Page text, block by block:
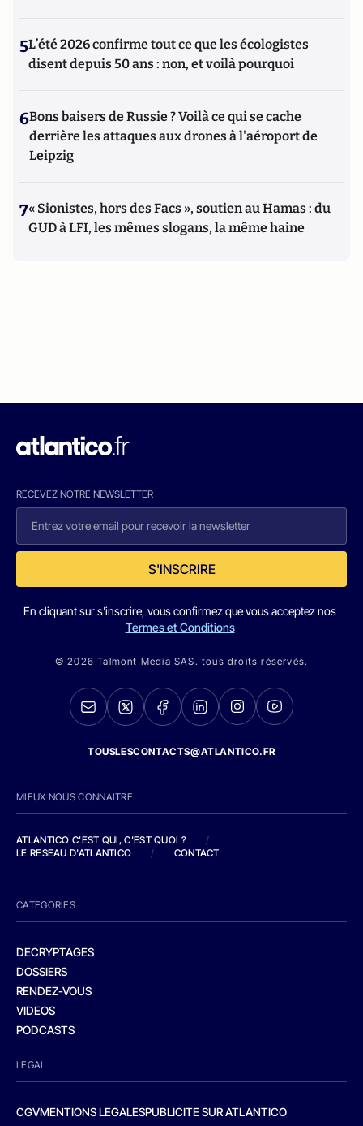
5L’été 2026 confirme tout ce que les écologistes
disent depuis 50 ans : non, et voilà pourquoi
6Bons baisers de Russie ? Voilà ce qui se cache
derrière les attaques aux drones à l'aéroport de
Leipzig
7« Sionistes, hors des Facs », soutien au Hamas : du
GUD à LFI, les mêmes slogans, la même haine
RECEVEZ NOTRE NEWSLETTER
S'INSCRIRE
En cliquant sur s'inscrire, vous confirmez que vous acceptez nos
Termes et Conditions
© 2026 Talmont Media SAS. tous droits réservés.
TOUSLESCONTACTS@ATLANTICO.FR
MIEUX NOUS CONNAITRE
ATLANTICO C'EST QUI, C'EST QUOI ?
/
LE RESEAU D'ATLANTICO
/ CONTACT
CATEGORIES
DECRYPTAGES
DOSSIERS
RENDEZ-VOUS
VIDEOS
PODCASTS
LEGAL
CGVMENTIONS LEGALESPUBLICITE SUR ATLANTICO